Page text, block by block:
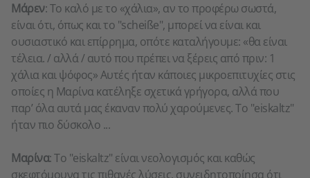
Μάρεν: Το καλό με το «χάλια», αν το προφέρω σωστά,
είναι ότι, όπως και το "scheiße", μπορεί να είναι και
ουσιαστικό και επίρρημα, οπότε καταλήγουμε: «θα είναι
τέλεια. / αλλά / αυτό που πρέπει να ξέρεις από πριν: 1
χάλια και ψόφος» Αυτές ήταν κάποιες μικροεπιτυχίες στις
οποίες η Μαρίνα κατέληξε σχετικά γρήγορα, αλλά που
παρ’ όλα αυτά μας έκαναν πολύ χαρούμενες. Το "eiskaltz"
ήταν πιο δύσκολο ...
Μαρίνα: Το "eiskaltz" είναι νεολογισμός και καθώς
σκεφτόμουνα τις πιθανές λύσεις, συνειδητοποίησα ότι